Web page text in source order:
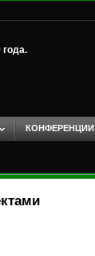
КОНФЕРЕНЦИИ